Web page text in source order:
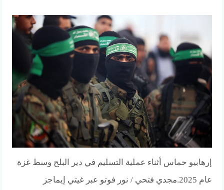
إرهابيو حماس أثناء عملية التسليم في دير البلح وسط غزة
عام 2025.
مجدي فتحي / نور فوتو عبر غيتي إيماجز